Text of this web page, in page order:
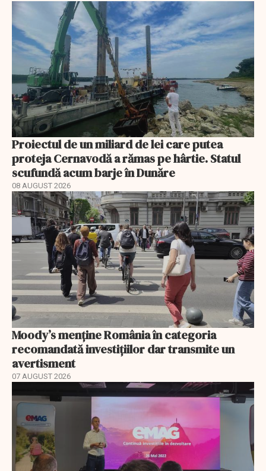
Proiectul de un miliard de lei care putea
proteja Cernavodă a rămas pe hârtie. Statul
scufundă acum barje în Dunăre
08 AUGUST 2026
Moody’s menține România în categoria
recomandată investițiilor dar transmite un
avertisment
07 AUGUST 2026